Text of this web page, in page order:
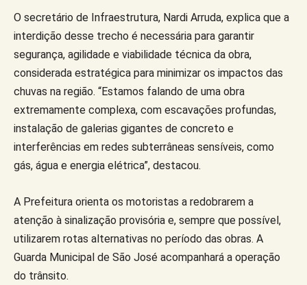
O secretário de Infraestrutura, Nardi Arruda, explica que a
interdição desse trecho é necessária para garantir
segurança, agilidade e viabilidade técnica da obra,
considerada estratégica para minimizar os impactos das
chuvas na região. “Estamos falando de uma obra
extremamente complexa, com escavações profundas,
instalação de galerias gigantes de concreto e
interferências em redes subterrâneas sensíveis, como
gás, água e energia elétrica”, destacou.
A Prefeitura orienta os motoristas a redobrarem a
atenção à sinalização provisória e, sempre que possível,
utilizarem rotas alternativas no período das obras. A
Guarda Municipal de São José acompanhará a operação
do trânsito.